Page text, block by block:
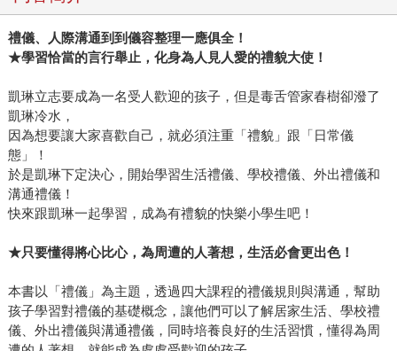
禮儀、人際溝通到到儀容整理一應俱全！
★學習恰當的言行舉止，化身為人見人愛的禮貌大使！
凱琳立志要成為一名受人歡迎的孩子，但是毒舌管家春樹卻潑了
凱琳冷水，
因為想要讓大家喜歡自己，就必須注重「禮貌」跟「日常儀
態」！
於是凱琳下定決心，開始學習生活禮儀、學校禮儀、外出禮儀和
溝通禮儀！
快來跟凱琳一起學習，成為有禮貌的快樂小學生吧！
★只要懂得將心比心，為周遭的人著想，生活必會更出色！
本書以「禮儀」為主題，透過四大課程的禮儀規則與溝通，幫助
孩子學習對禮儀的基礎概念，讓他們可以了解居家生活、學校禮
儀、外出禮儀與溝通禮儀，同時培養良好的生活習慣，懂得為周